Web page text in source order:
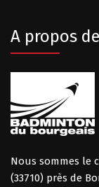
A propos
Nous sommes le
(33710) près de